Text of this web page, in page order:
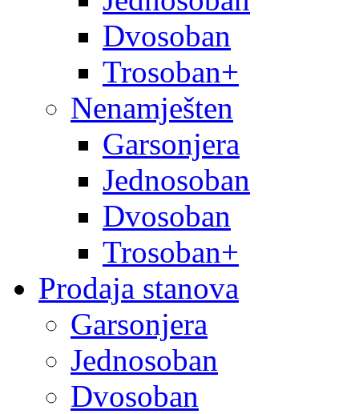
Dvosoban
Trosoban+
Nenamješten
Garsonjera
Jednosoban
Dvosoban
Trosoban+
Prodaja stanova
Garsonjera
Jednosoban
Dvosoban